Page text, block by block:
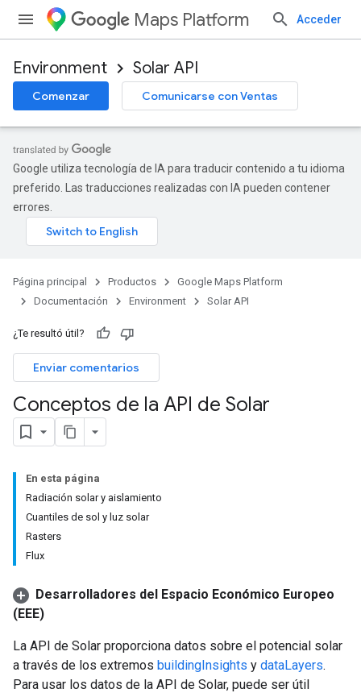
Maps Platform Acceder
Environment Solar API
Comenzar Comunicarse con Ventas
Google utiliza tecnología de IA para traducir contenido a tu idioma
preferido. Las traducciones realizadas con IA pueden contener
errores.
Página principal Productos
Google Maps Platform
Documentación
Environment Solar API
¿Te resultó útil?
Enviar comentarios
Conceptos de la API de Solar
En esta página
Radiación solar y aislamiento
Cuantiles de sol y luz solar
Rasters
Flux
Desarrolladores del Espacio Económico Europeo
(EEE)
La API de Solar proporciona datos sobre el potencial solar
a través de los extremos buildingInsights y dataLayers.
Para usar los datos de la API de Solar, puede ser útil